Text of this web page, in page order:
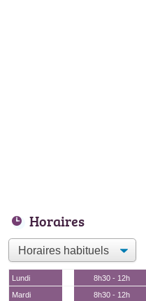
Horaires
Lundi 8h30 - 12h
Mardi
8h30 - 12h